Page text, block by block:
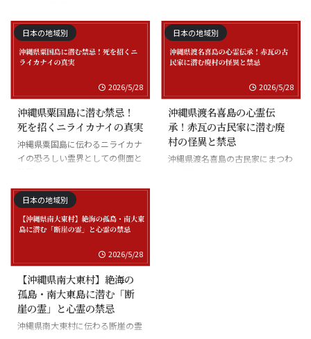
士の怪談
日本の地域別
2026/5/28
沖縄県粟国島に潜む禁忌！
死を招くニライカナイの真実
沖縄県粟国島に伝わるニライカナ
イの恐ろしい霊界としての側面と
日本の地域別
2026/5/28
沖縄県渡名喜島の心霊伝
承！赤瓦の古民家に潜む廃
村の怪異と禁忌
沖縄県渡名喜島の古民家にまつわ
日本の地域別
2026/5/28
【沖縄県南大東村】絶海の
孤島・南大東島に潜む「断
崖の霊」と心霊の禁忌
沖縄県南大東村に伝わる断崖の霊